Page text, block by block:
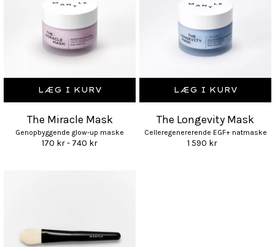
LÆG I KURV
The Miracle Mask
Genopbyggende glow-up maske
170 kr - 740 kr
LÆG I KURV
The Longevity Mask
Celleregenererende EGF+ natmaske
1 590 kr